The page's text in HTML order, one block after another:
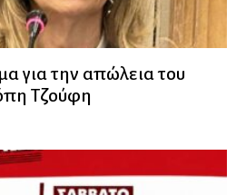
για την απώλεια του
Τζούφη